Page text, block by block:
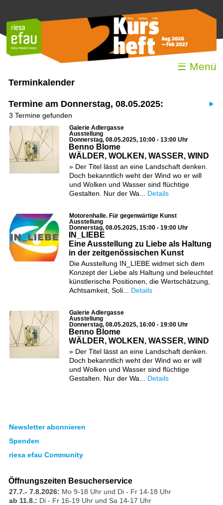
☰ Menü
Terminkalender
Termine am Donnerstag, 08.05.2025:
3 Termine gefunden
Galerie Adlergasse
Ausstellung
Donnerstag, 08.05.2025, 10:00 - 13:00 Uhr
Benno Blome
WÄLDER, WOLKEN, WASSER, WIND
» Der Titel lässt an eine Landschaft denken.
Doch bekanntlich weht der Wind wo er will
und Wolken und Wasser sind flüchtige
Gestalten. Nur der Wa... Details
Motorenhalle. Für gegenwärtige Kunst
Ausstellung
Donnerstag, 08.05.2025, 15:00 - 19:00 Uhr
IN_LIEBE
Eine Ausstellung zu Liebe als Haltung
in der zeitgenössischen Kunst
Die Ausstellung IN_LIEBE widmet sich dem
Konzept der Liebe als Haltung und beleuchtet
künstlerische Positionen, die Wertschätzung,
Achtsamkeit, Soli... Details
Galerie Adlergasse
Ausstellung
Donnerstag, 08.05.2025, 16:00 - 19:00 Uhr
Benno Blome
WÄLDER, WOLKEN, WASSER, WIND
» Der Titel lässt an eine Landschaft denken.
Doch bekanntlich weht der Wind wo er will
und Wolken und Wasser sind flüchtige
Gestalten. Nur der Wa... Details
Newsletter abonnieren
Spenden
riesa efau Community
Öffnungszeiten Besucherservice
27.7.- 7.8.2026: Mo 9-18 Uhr und Di - Fr 14-18 Uhr
ab 11.8.: Di - Fr 16-19 Uhr und Sa 14-17 Uhr